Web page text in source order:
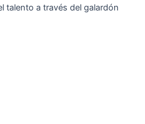
talento a través del galardón